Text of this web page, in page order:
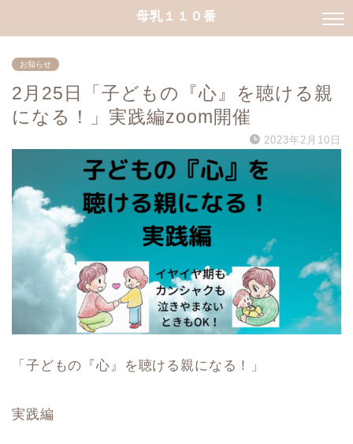
母乳１１０番
お知らせ
2月25日「子どもの『心』を聴ける親
になる！」実践編zoom開催
2023年2月10日
「子どもの『心』を聴ける親になる！」
実践編